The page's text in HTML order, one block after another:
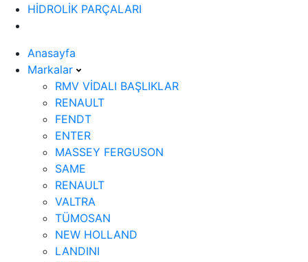
HİDROLİK PARÇALARI
Anasayfa
Markalar
RMV VİDALI BAŞLIKLAR
RENAULT
FENDT
ENTER
MASSEY FERGUSON
SAME
RENAULT
VALTRA
TÜMOSAN
NEW HOLLAND
LANDINI